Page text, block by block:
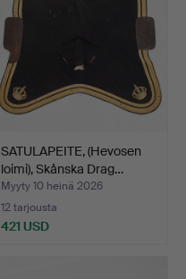
SATULAPEITE, (Hevosen
loimi), Skånska Drag…
Myyty 10 heinä 2026
12 tarjousta
421 USD